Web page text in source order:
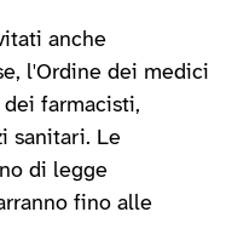
anche
l'Ordine dei medici
farmacisti,
sanitari. Le
di legge
fino alle